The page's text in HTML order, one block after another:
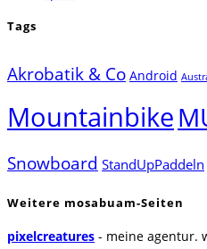
Tags
Akrobatik & Co Android
Mountainbike
Snowboard StandUpPaddeln
Weitere mosabuam-Seiten
pixelcreatures - meine agentur.